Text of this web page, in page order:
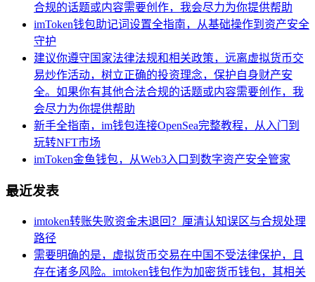
合规的话题或内容需要创作，我会尽力为你提供帮助
imToken钱包助记词设置全指南，从基础操作到资产安全
守护
建议你遵守国家法律法规和相关政策，远离虚拟货币交
易炒作活动，树立正确的投资理念，保护自身财产安
全。如果你有其他合法合规的话题或内容需要创作，我
会尽力为你提供帮助
新手全指南，im钱包连接OpenSea完整教程，从入门到
玩转NFT市场
imToken金鱼钱包，从Web3入口到数字资产安全管家
最近发表
imtoken转账失败资金未退回？厘清认知误区与合规处理
路径
需要明确的是，虚拟货币交易在中国不受法律保护，且
存在诸多风险。imtoken钱包作为加密货币钱包，其相关